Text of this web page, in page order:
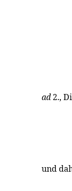
ad2.,
und